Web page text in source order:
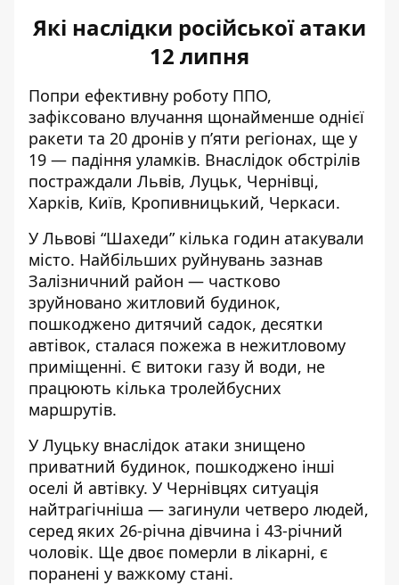
Які наслідки російської атаки
12 липня
Попри ефективну роботу ППО,
зафіксовано влучання щонайменше однієї
ракети та 20 дронів у п’яти регіонах, ще у
19 — падіння уламків. Внаслідок обстрілів
постраждали Львів, Луцьк, Чернівці,
Харків, Київ, Кропивницький, Черкаси.
У Львові “Шахеди” кілька годин атакували
місто. Найбільших руйнувань зазнав
Залізничний район — частково
зруйновано житловий будинок,
пошкоджено дитячий садок, десятки
автівок, сталася пожежа в нежитловому
приміщенні. Є витоки газу й води, не
працюють кілька тролейбусних
маршрутів.
У Луцьку внаслідок атаки знищено
приватний будинок, пошкоджено інші
оселі й автівку. У Чернівцях ситуація
найтрагічніша — загинули четверо людей,
серед яких 26-річна дівчина і 43-річний
чоловік. Ще двоє померли в лікарні, є
поранені у важкому стані.